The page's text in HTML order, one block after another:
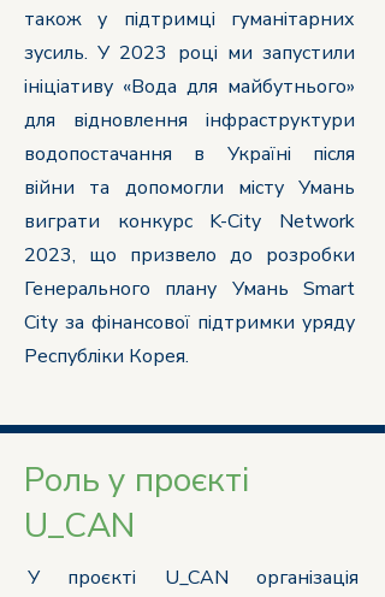
також у підтримці гуманітарних
зусиль. У 2023 році ми запустили
ініціативу «Вода для майбутнього»
для відновлення інфраструктури
водопостачання в Україні після
війни та допомогли місту Умань
виграти конкурс K-City Network
2023, що призвело до розробки
Генерального плану Умань Smart
City за фінансової підтримки уряду
Республіки Корея.
Роль у проєкті
U_CAN
У проєкті U_CAN організація